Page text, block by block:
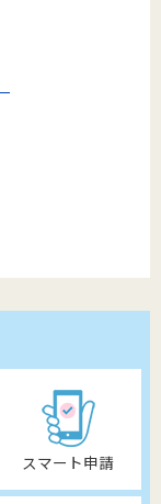
スマート申請